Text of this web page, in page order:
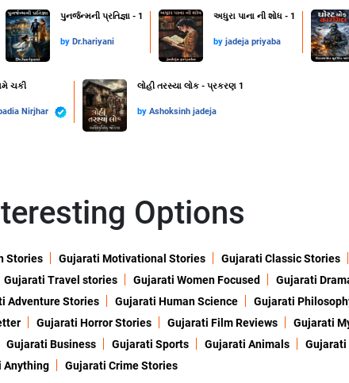
પુનર્જન્મની પ્રતિજ્ઞા - 1
by Dr.hariyani
અધુરા પાના ની શોધ - 1
by jadeja priyaba
ચકી
Nirjhar
લોહી તરસ્યા લોક - પ્રકરણ 1
by Ashoksinh jadeja
Options
Stories Gujarati Motivational Stories Gujarati Classic Stories
Gujarati Travel stories Gujarati Women Focused Gujarati
Adventure Stories Gujarati Human Science Gujarati
Gujarati Horror Stories Gujarati Film Reviews
Gujarati
Gujarati Business Gujarati Sports Gujarati Animals Gujarati
Anything
Gujarati Crime Stories